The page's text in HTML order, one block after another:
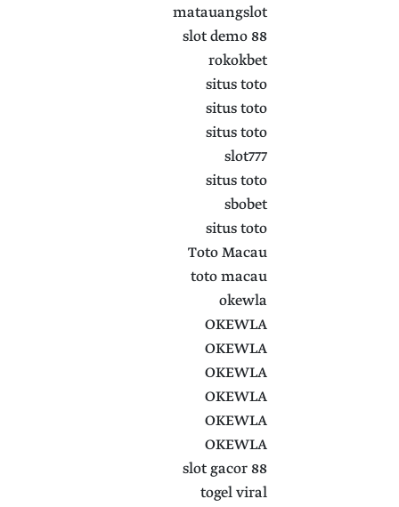
matauangslot
slot demo 88
rokokbet
situs toto
situs toto
situs toto
slot777
situs toto
sbobet
situs toto
Toto Macau
toto macau
okewla
OKEWLA
OKEWLA
OKEWLA
OKEWLA
OKEWLA
OKEWLA
slot gacor 88
togel viral